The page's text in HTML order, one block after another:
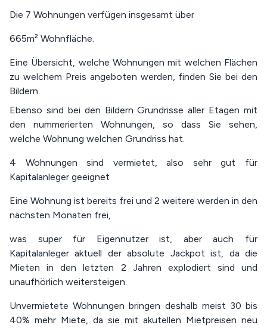
Die 7 Wohnungen verfügen insgesamt über
665m² Wohnfläche.
Eine Übersicht, welche Wohnungen mit welchen Flächen
zu welchem Preis angeboten werden, finden Sie bei den
Bildern.
Ebenso sind bei den Bildern Grundrisse aller Etagen mit
den nummerierten Wohnungen, so dass Sie sehen,
welche Wohnung welchen Grundriss hat.
4 Wohnungen sind vermietet, also sehr gut für
Kapitalanleger geeignet
Eine Wohnung ist bereits frei und 2 weitere werden in den
nächsten Monaten frei,
was super für Eigennutzer ist, aber auch für
Kapitalanleger aktuell der absolute Jackpot ist, da die
Mieten in den letzten 2 Jahren explodiert sind und
unaufhörlich weitersteigen.
Unvermietete Wohnungen bringen deshalb meist 30 bis
40% mehr Miete, da sie mit akutellen Mietpreisen neu